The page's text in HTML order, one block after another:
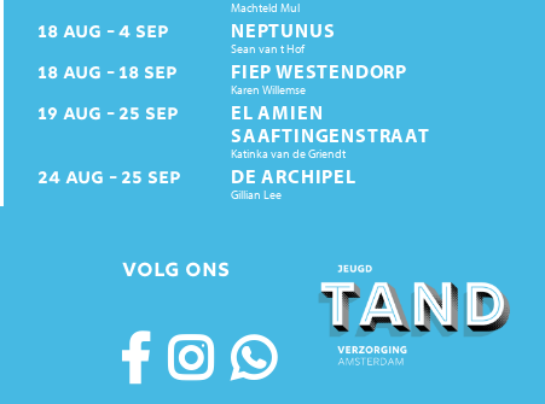
Machteld Mul
18 AUG 4 SEP NEPTUNUS
Sean van t Hof
18 AUG 18 SEP FIEP WESTENDORP
Karen Willemse
19 AUG 25 SEP
EL AMIEN
SAAFTINGENSTRAAT
Katinka van de Griendt
24 AUG 25 SEP DE ARCHIPEL
Gillian Lee
VOLG ONS